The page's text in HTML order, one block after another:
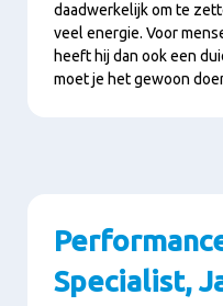
daadwerkelijk om te
veel energie. Voor
heeft hij dan ook een
moet je het gewoon
Specialist,